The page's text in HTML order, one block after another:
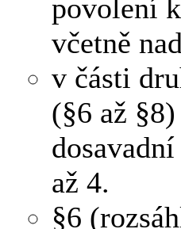
povolení
včetně
v části
(§6 až
až 4.
§6